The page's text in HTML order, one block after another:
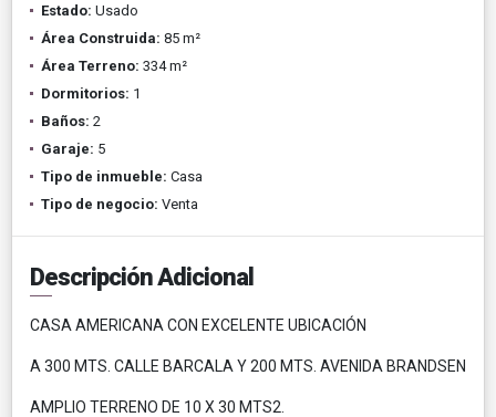
Estado: Usado
Área Construida: 85 m²
Área Terreno: 334 m²
Dormitorios: 1
Baños: 2
Garaje: 5
Tipo de inmueble: Casa
Tipo de negocio: Venta
Descripción Adicional
CASA AMERICANA CON EXCELENTE UBICACIÓN
A 300 MTS. CALLE BARCALA Y 200 MTS. AVENIDA BRANDSEN
AMPLIO TERRENO DE 10 X 30 MTS2.